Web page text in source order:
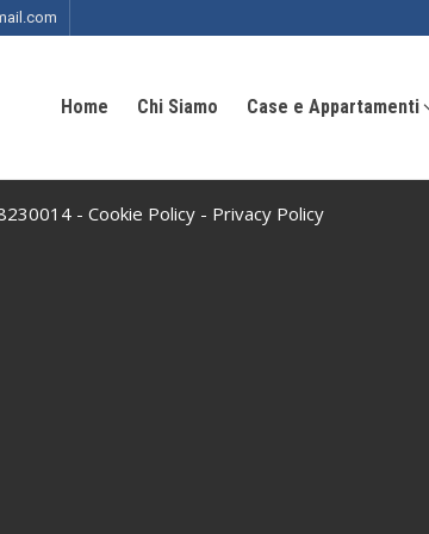
Home Chi Siamo Case e Appartamenti
- Cookie Policy - Privacy Policy